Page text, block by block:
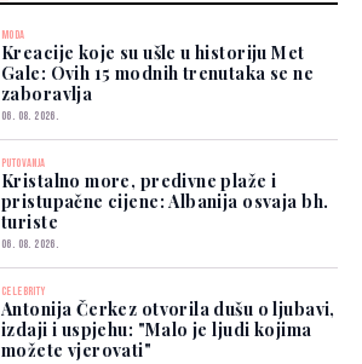
MODA
Kreacije koje su ušle u historiju Met
Gale: Ovih 15 modnih trenutaka se ne
zaboravlja
06. 08. 2026.
PUTOVANJA
Kristalno more, predivne plaže i
pristupačne cijene: Albanija osvaja bh.
turiste
06. 08. 2026.
CELEBRITY
Antonija Čerkez otvorila dušu o ljubavi,
izdaji i uspjehu: "Malo je ljudi kojima
možete vjerovati"